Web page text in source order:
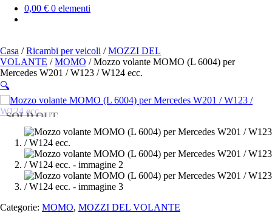
0,00 € 0 elementi
Casa /Ricambi per veicoli /MOZZI DEL
VOLANTE /MOMO / Mozzo volante MOMO (L 6004) per
Mercedes W201 / W123 / W124 ecc.
🔍
SOLD OUT
Categorie: MOMO, MOZZI DEL VOLANTE